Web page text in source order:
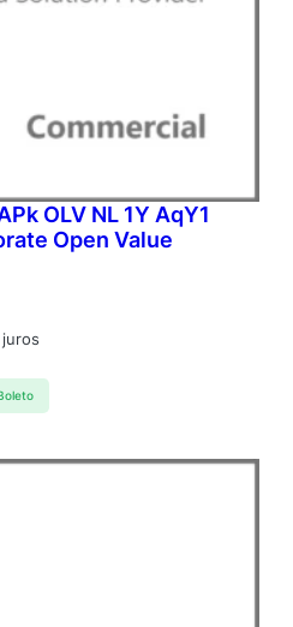
OLV NL 1Y AqY1
Open Value